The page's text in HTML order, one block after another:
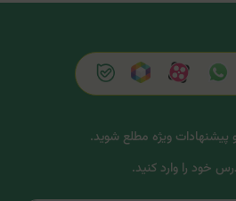
و پیشنهادات ویژه مطلع شوید.
خود را وارد کنید.